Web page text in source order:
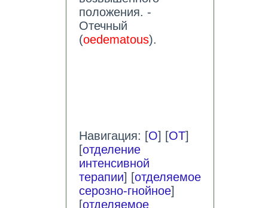
положения. -
Отечный
(oedematous).
Навигация: [О] [ОТ]
[отделение
интенсивной
терапии] [отделяемое
серозно-гнойное]
[отделяемое